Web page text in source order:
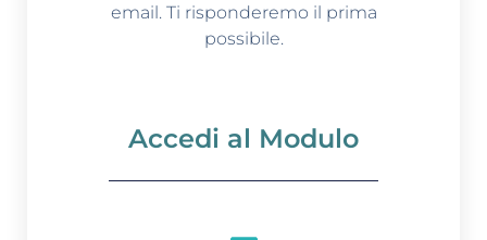
email. Ti risponderemo il prima
possibile.
Accedi al Modulo